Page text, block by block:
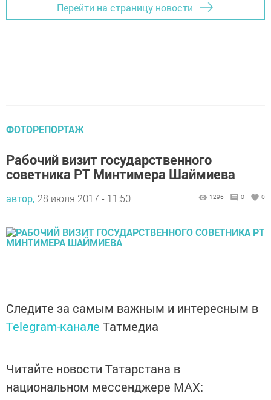
Перейти на страницу новости
ФОТОРЕПОРТАЖ
Рабочий визит государственного
советника РТ Минтимера Шаймиева
автор, 28 июля 2017 - 11:50 1296 0 0
Следите за самым важным и интересным в
Telegram-канале Татмедиа
Читайте новости Татарстана в
национальном мессенджере MАХ: